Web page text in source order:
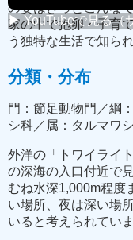
▶ YouTubeで見る（
の姿はきっとこんな
家の中で抱卵・子育
う独特な生活で知られ
分類・分布
門：節足動物門／綱
シ科／属：タルマワ
外洋の「トワイライ
の深海の入口付近で
むね水深1,000m程度
い場所、夜は深い場
いると考えられていま